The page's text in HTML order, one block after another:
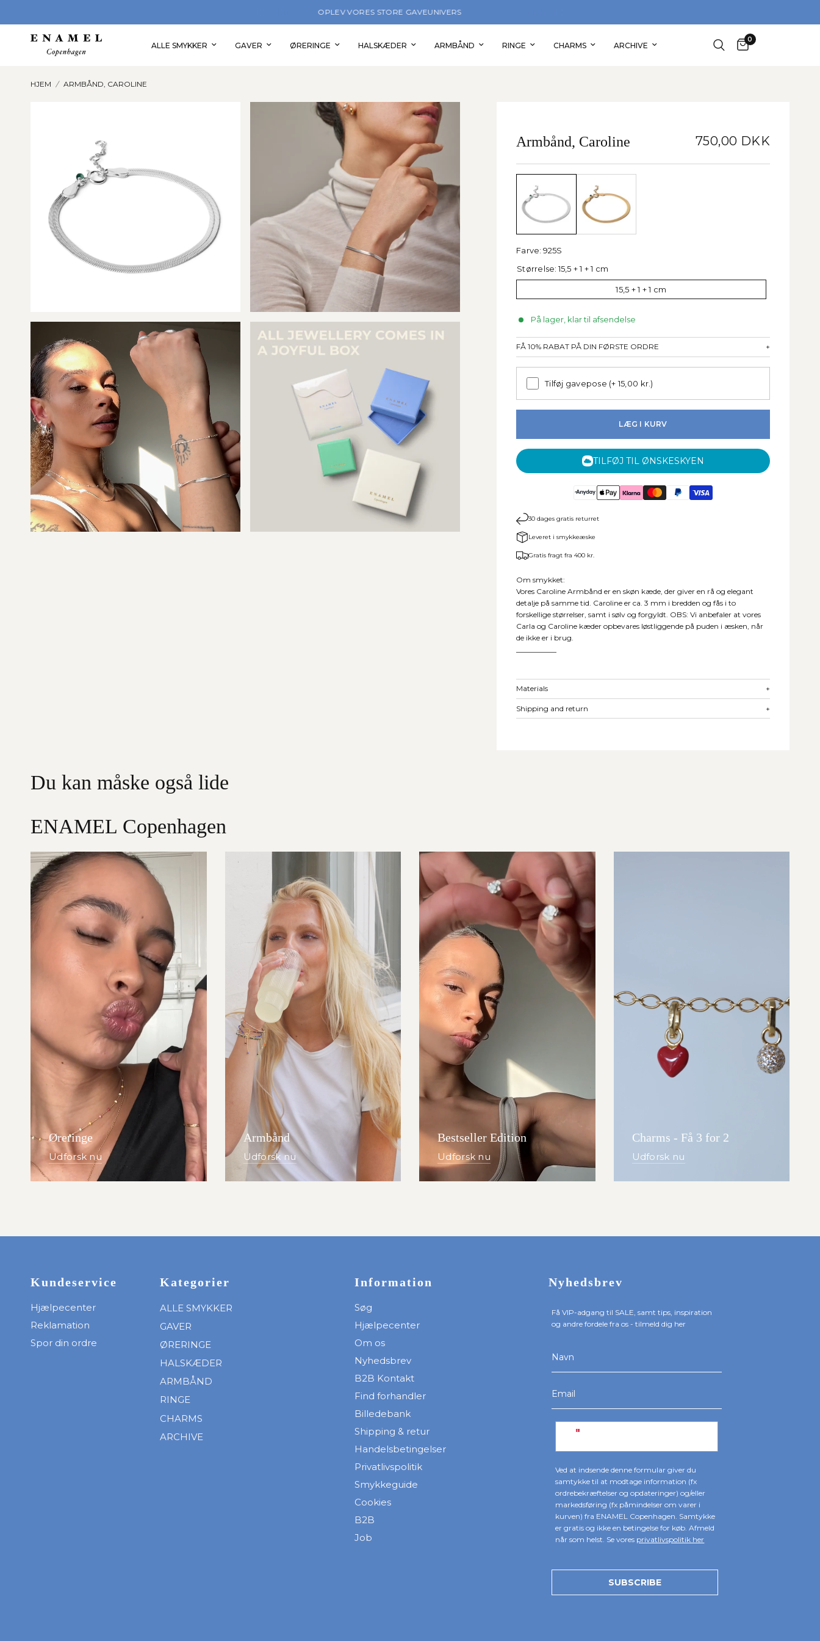
FÅ 10% RABAT PÅ DIN FØRSTE ORDRE
ALLE SMYKKER GAVER ØRERINGE HALSKÆDER ARMBÅND RINGE CHARMS ARCHIVE
0
HJEM / ARMBÅND, CAROLINE
Armbånd, Caroline 750,00 DKK
Farve: 925S
Størrelse: 15,5 + 1 + 1 cm
15,5 + 1 + 1 cm
På lager, klar til afsendelse
FÅ 10% RABAT PÅ DIN FØRSTE ORDRE +
Tilføj gavepose (+ 15,00 kr.)
LÆG I KURV
TILFØJ TIL ØNSKESKYEN
30 dages gratis returret
Leveret i smykkeæske
Gratis fragt fra 400 kr.
Om smykket:
Vores Caroline Armbånd er en skøn kæde, der giver en rå og elegant
detalje på samme tid. Caroline er ca. 3 mm i bredden og fås i to
forskellige størrelser, samt i sølv og forgyldt. OBS: Vi anbefaler at vores
Carla og Caroline kæder opbevares løstliggende på puden i æsken, når
de ikke er i brug.
Materials +
Shipping and return +
Du kan måske også lide
ENAMEL Copenhagen
Øreringe
Udforsk nu
Armbånd
Udforsk nu
Bestseller Edition
Udforsk nu
Charms - Få 3 for 2
Udforsk nu
Kundeservice
Hjælpecenter
Reklamation
Spor din ordre
Kategorier
ALLE SMYKKER
GAVER
ØRERINGE
HALSKÆDER
ARMBÅND
RINGE
CHARMS
ARCHIVE
Information
Søg
Hjælpecenter
Om os
Nyhedsbrev
B2B Kontakt
Find forhandler
Billedebank
Shipping & retur
Handelsbetingelser
Privatlivspolitik
Smykkeguide
Cookies
B2B
Job
Nyhedsbrev
Få VIP-adgang til SALE, samt tips, inspiration
og andre fordele fra os - tilmeld dig her
Ved at indsende denne formular giver du
samtykke til at modtage information (fx
ordrebekræftelser og opdateringer) og/eller
markedsføring (fx påmindelser om varer i
kurven) fra ENAMEL Copenhagen. Samtykke
er gratis og ikke en betingelse for køb. Afmeld
når som helst. Se vores privatlivspolitik her
SUBSCRIBE